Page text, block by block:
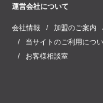
運営会社について
会社情報 加盟のご案内
当サイトのご利用につ
お客様相談室